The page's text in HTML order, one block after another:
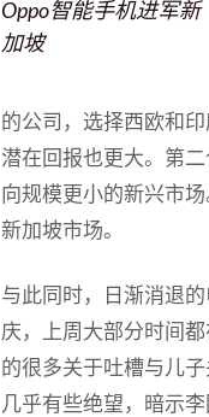
Oppo智能手机进军新
加坡
的公司，选择西欧和
潜在回报也更大。第
向规模更小的新兴市
新加坡市场。
与此同时，日渐消退
庆，上周大部分时间
的很多关于吐槽与儿
几乎有些绝望，暗示